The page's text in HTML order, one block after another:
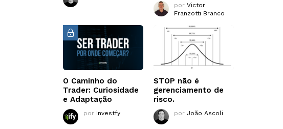
por Victor
Franzotti Branco
O Caminho do
Trader: Curiosidade
e Adaptação
por Investfy
STOP não é
gerenciamento de
risco.
por João Ascoli